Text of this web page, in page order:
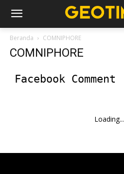
Beranda COMNIPHORE
COMNIPHORE
Facebook Comment
Loading...